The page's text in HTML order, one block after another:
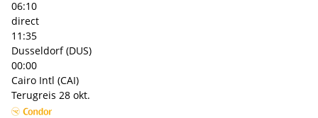
06:10
direct
11:35
Dusseldorf (DUS)
00:00
Cairo Intl (CAI)
Terugreis 28 okt.